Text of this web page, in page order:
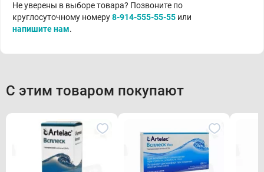
Не уверены в выборе товара? Позвоните по
круглосуточному номеру8-914-555-55-55 или
напишите нам.
С этим товаром покупают